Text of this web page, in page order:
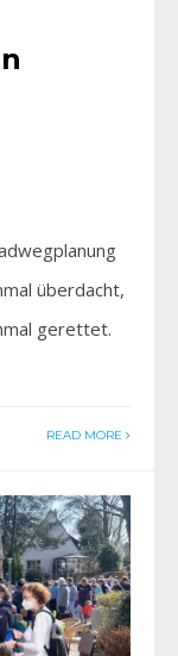
überdacht,
gerettet.
READ MORE